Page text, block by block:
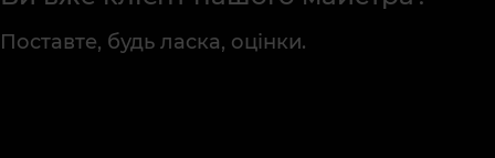
Поставте, будь ласка, оцінки.